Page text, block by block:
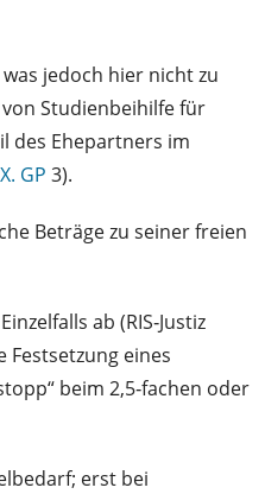
jedoch hier nicht zu
Studienbeihilfe für
des Ehepartners im
GP 3).
Beträge zu seiner freien
ab (RIS‑Justiz
eines
beim 2,5‑fachen oder
erst bei